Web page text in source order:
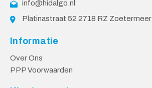
info@hidalgo.nl
Platinastraat 52 2718 RZ Zoetermeer
Informatie
Over Ons
PPP Voorwaarden